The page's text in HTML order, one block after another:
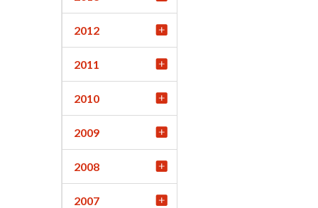
2012
2011
2010
2009
2008
2007